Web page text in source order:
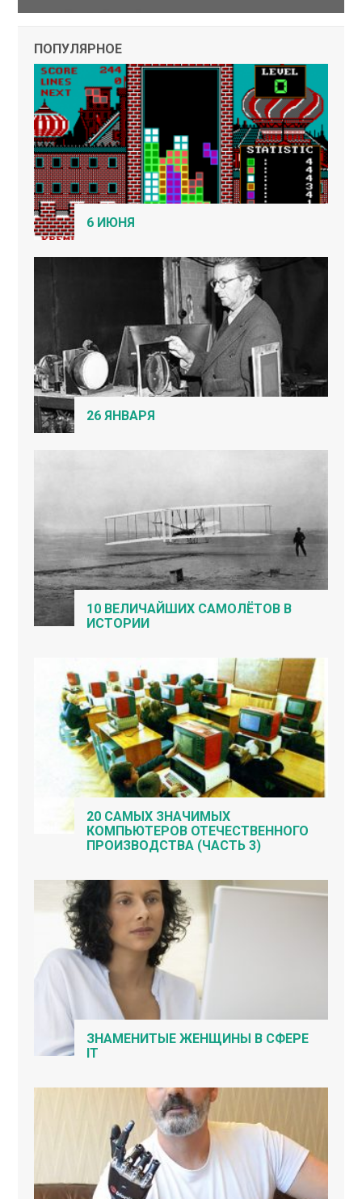
ПОПУЛЯРНОЕ
6 ИЮНЯ
26 ЯНВАРЯ
10 ВЕЛИЧАЙШИХ САМОЛЁТОВ В
ИСТОРИИ
20 САМЫХ ЗНАЧИМЫХ
КОМПЬЮТЕРОВ ОТЕЧЕСТВЕННОГО
ПРОИЗВОДСТВА (ЧАСТЬ 3)
ЗНАМЕНИТЫЕ ЖЕНЩИНЫ В СФЕРЕ
IT